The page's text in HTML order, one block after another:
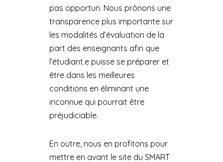
pas opportun. Nous prônons une
transparence plus importante sur
les modalités d’évaluation de la
part des enseignants afin que
l’étudiant.e puisse se préparer et
être dans les meilleures
conditions en éliminant une
inconnue qui pourrait être
préjudiciable.
En outre, nous en profitons pour
mettre en avant le site du SMART